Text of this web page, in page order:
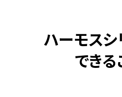
ハーモスシ
できる